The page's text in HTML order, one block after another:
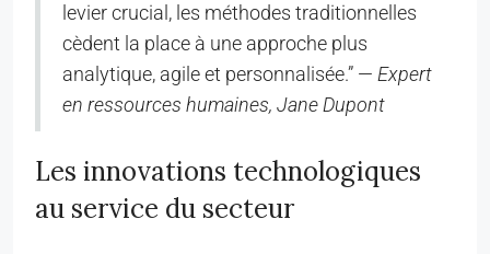
levier crucial, les méthodes traditionnelles
cèdent la place à une approche plus
analytique, agile et personnalisée.” — Expert
en ressources humaines, Jane Dupont
Les innovations technologiques
au service du secteur